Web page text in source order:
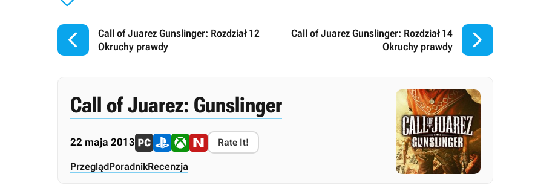

Call of Juarez Gunslinger: Rozdział 12
Okruchy prawdy
Call of Juarez Gunslinger: Rozdział 14
Okruchy prawdy

Call of Juarez: Gunslinger
22 maja 2013 Rate It!
PrzeglądPoradnikRecenzja